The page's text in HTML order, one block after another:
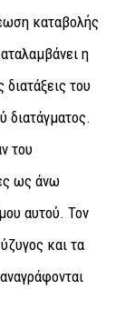
καταβολής
η
του
διατάγματος.
του
ως άνω
αυτού. Τον
και τα